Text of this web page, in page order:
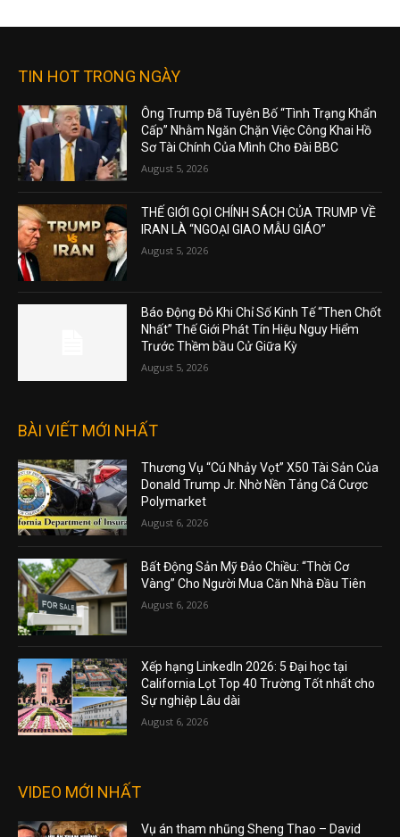
TIN HOT TRONG NGÀY
Ông Trump Đã Tuyên Bố “Tình Trạng Khẩn
Cấp” Nhằm Ngăn Chặn Việc Công Khai Hồ
Sơ Tài Chính Của Mình Cho Đài BBC
August 5, 2026
THẾ GIỚI GỌI CHÍNH SÁCH CỦA TRUMP VỀ
IRAN LÀ “NGOẠI GIAO MẪU GIÁO”
August 5, 2026
Báo Động Đỏ Khi Chỉ Số Kinh Tế “Then Chốt
Nhất” Thế Giới Phát Tín Hiệu Nguy Hiểm
Trước Thềm bầu Cử Giữa Kỳ
August 5, 2026
BÀI VIẾT MỚI NHẤT
Thương Vụ “Cú Nhảy Vọt” X50 Tài Sản Của
Donald Trump Jr. Nhờ Nền Tảng Cá Cược
Polymarket
August 6, 2026
Bất Động Sản Mỹ Đảo Chiều: “Thời Cơ
Vàng” Cho Người Mua Căn Nhà Đầu Tiên
August 6, 2026
Xếp hạng LinkedIn 2026: 5 Đại học tại
California Lọt Top 40 Trường Tốt nhất cho
Sự nghiệp Lâu dài
August 6, 2026
VIDEO MỚI NHẤT
Vụ án tham nhũng Sheng Thao – David